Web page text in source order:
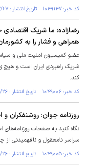
کد خبر: ۱۰۴۹۱۴۷ تاریخ انتشار : ۱۴۰۵/۰۲/۲۷
رضازاده: ما شریک اقتصادی
همراهی و فشار را به
عضو کمیسیون امنیت ملی و
شریک راهبردی ایران است و هیچ
کند.
کد خبر: ۱۰۴۹۰۰۶ تاریخ انتشار : ۱۴۰۵/۰۲/۲۶
روزنامه جوان: روشنفکران
نگاه کنید به صفحات
سراسر نامعقول و نافهمیدنی از
کد خبر: ۱۰۴۹۰۰۵ تاریخ انتشار : ۱۴۰۵/۰۲/۲۶